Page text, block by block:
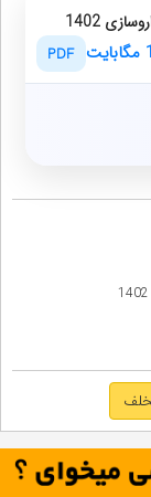
1402
PDF